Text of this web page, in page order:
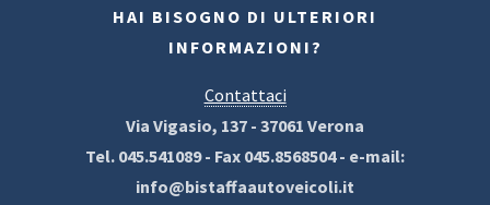
HAI BISOGNO DI ULTERIORI
INFORMAZIONI?
Contattaci
Via Vigasio, 137 - 37061 Verona
Tel. 045.541089 - Fax 045.8568504 - e-mail:
info@bistaffaautoveicoli.it